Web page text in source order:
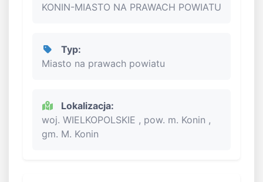
KONIN-MIASTO NA PRAWACH POWIATU
Typ:
Miasto na prawach powiatu
Lokalizacja:
woj. WIELKOPOLSKIE , pow. m. Konin ,
gm. M. Konin